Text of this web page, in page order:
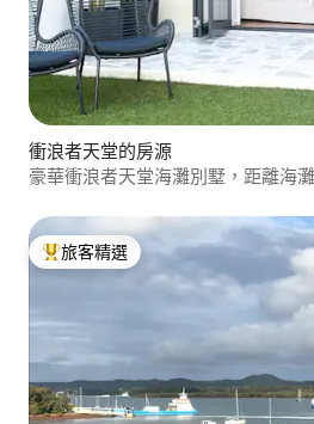
衝浪者天堂的房源
豪華衝浪者天堂海灘別墅，距離海
旅客精選榜首
旅客精選